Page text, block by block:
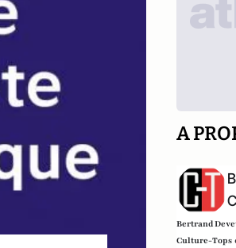
A
Bertrand
Culture-Tops